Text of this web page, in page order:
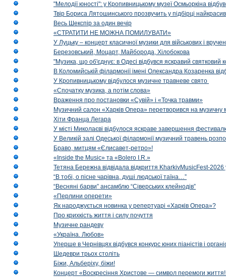
"Мелодії юності": у Кропивницькому музеї Осмьоркіна
Твір Бориса Лятошинського прозвучить у підбірці
Весь Шекспір за один вечір
«СТРАТИТИ НЕ МОЖНА ПОМИЛУВАТИ»
У Луцьку – концерт класичної музики для військових і
Березовський, Моцарт, Майборода, Хілобокова
"Музика, що об'єднує: в Одесі відбувся яскравий
В Коломийській філармонії імені Олександра Козаренка
У Кропивницькому відбулося музичне травневе свято
«Спочатку музика, а потім слова»
Враження про постановки «Сувій» і «Точка травми»
Музичний салон «Харків Опера» перетворився на музичну
Хіти Франца Легара
У місті Миколаєві відбулося яскраве завершення
У Великій залі Одеської філармонії музичний травень
Браво, митцям «Єлисавет-ретро»!
«Inside the Music» та «Bolero I.R.»
Тетяна Бережна відвідала відкриття KharkivMusicFest-2026
“В тобі, о пісне чарівна, душі людської таїна…”
“Весняні барви” ансамблю “Сіверських клейнодів”
«Перлини оперети»
Як народжується новинка у репертуарі «Харків Опера»?
Про крихкість життя і силу почуття
Музичне рандеву
«Україна. Любов»
Уперше в Чернівцях відбувся конкурс юних піаністів і
Шедеври трьох століть
Біжи, Альберіху, біжи!
Концерт «Воскресіння Христове — символ перемоги